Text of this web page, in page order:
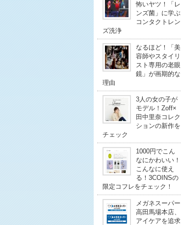
怖いヤツ！「レ
ンズ菌」に学ぶ
コンタクトレン
ズ洗浄
なるほど！「美
容師やスタイリ
スト専用の老眼
鏡」が画期的な
理由
3人の女の子が
モデル！Zoff×
田中里奈コレク
ションの新作を
チェック
1000円でこん
なにかわいい！
こんなに使え
る！3COINSの
限定コフレをチェック！
メガネスーパー
高田馬場本店、
アイケアを追求